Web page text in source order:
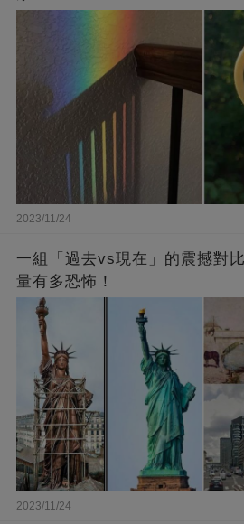
2023/11/24
一組「過去vs現在」的震撼對
量有多恐怖！
2023/11/24